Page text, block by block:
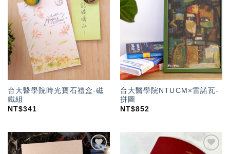
加入
「願
望輕
單」
台大醫學院時光寶石禮盒-磁
鐵組
NT$341
加入
「願
望輕
單」
台大醫學院NTUCM×雷諾瓦-
拼圖
NT$852